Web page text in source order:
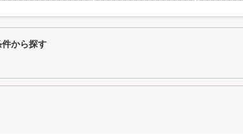
から探す